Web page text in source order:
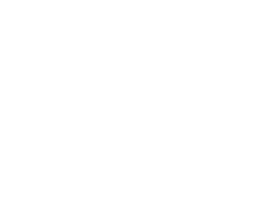
அனுமதி - திருப்பத்தூர்
8 வாரங்களில் முடிவெடுக்க